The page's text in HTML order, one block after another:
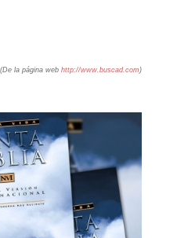
(De la página webhttp://www.buscad.com )